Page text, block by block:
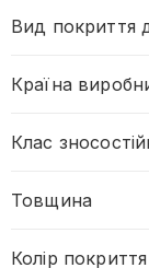
Вид покриття
Країна
Клас
Товщина
Колір